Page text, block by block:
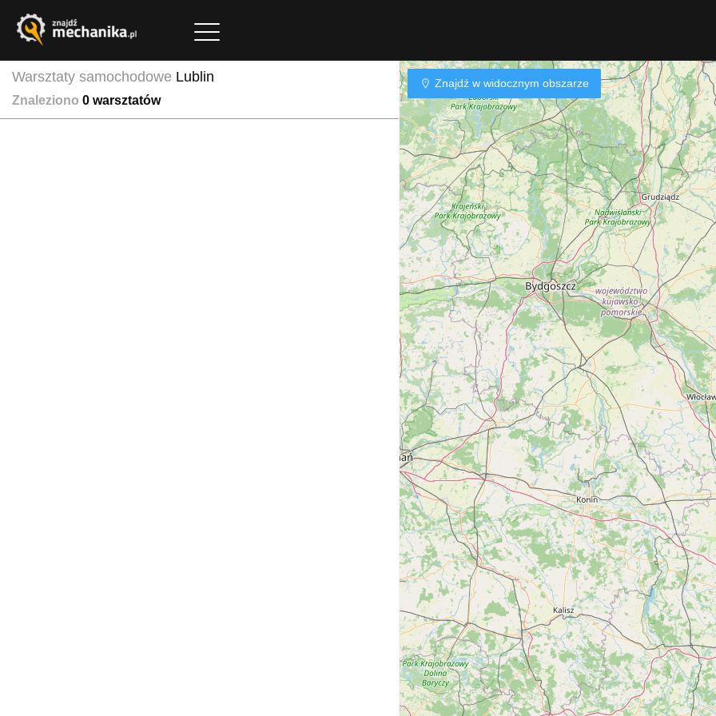
Warsztaty samochodowe Lublin
Znaleziono 0 warsztatów
Znajdź w widocznym obszarze